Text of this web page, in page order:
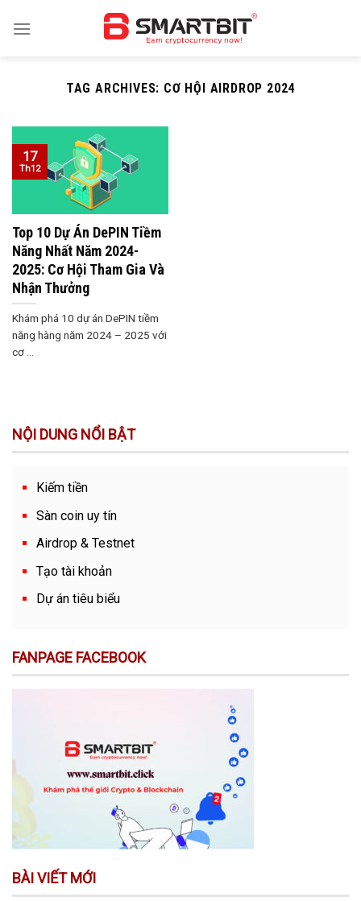
TAG ARCHIVES: CƠ HỘI AIRDROP 2024
Top 10 Dự Án DePIN Tiềm
Năng Nhất Năm 2024-
2025: Cơ Hội Tham Gia Và
Nhận Thưởng
Khám phá 10 dự án DePIN tiềm
năng hàng năm 2024 – 2025 với
cơ ...
17
Th12
NỘI DUNG NỔI BẬT
Kiếm tiền
Sàn coin uy tín
Airdrop & Testnet
Tạo tài khoản
Dự án tiêu biểu
FANPAGE FACEBOOK
BÀI VIẾT MỚI